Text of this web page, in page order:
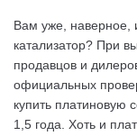
Вам уже, наверное,
катализатор? При
продавцов и
официальных
купить платиновую
1,5 года. Хоть и